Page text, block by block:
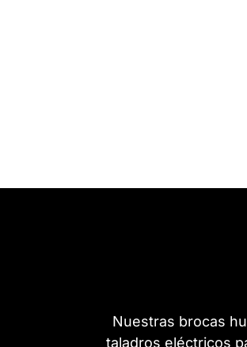
Nuestras brocas
taladros eléctricos